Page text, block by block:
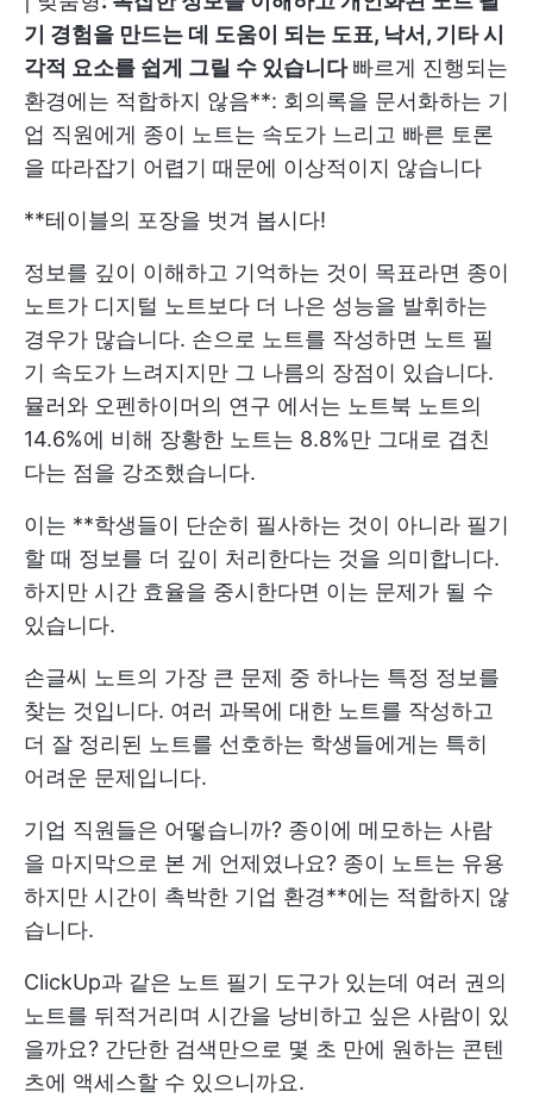
기 경험을 만드는 데 도움이 되는 도표, 낙서, 기타 시
각적 요소를 쉽게 그릴 수 있습니다빠르게 진행되는
환경에는 적합하지 않음**: 회의록을 문서화하는 기
업 직원에게 종이 노트는 속도가 느리고 빠른 토론
을 따라잡기 어렵기 때문에 이상적이지 않습니다
**테이블의 포장을 벗겨 봅시다!
정보를 깊이 이해하고 기억하는 것이 목표라면 종이
노트가 디지털 노트보다 더 나은 성능을 발휘하는
경우가 많습니다. 손으로 노트를 작성하면 노트 필
기 속도가 느려지지만 그 나름의 장점이 있습니다.
뮬러와 오펜하이머의 연구 에서는 노트북 노트의
14.6%에 비해 장황한 노트는 8.8%만 그대로 겹친
다는 점을 강조했습니다.
이는 **학생들이 단순히 필사하는 것이 아니라 필기
할 때 정보를 더 깊이 처리한다는 것을 의미합니다.
하지만 시간 효율을 중시한다면 이는 문제가 될 수
있습니다.
손글씨 노트의 가장 큰 문제 중 하나는 특정 정보를
찾는 것입니다. 여러 과목에 대한 노트를 작성하고
더 잘 정리된 노트를 선호하는 학생들에게는 특히
어려운 문제입니다.
기업 직원들은 어떻습니까? 종이에 메모하는 사람
을 마지막으로 본 게 언제였나요? 종이 노트는 유용
하지만 시간이 촉박한 기업 환경**에는 적합하지 않
습니다.
ClickUp과 같은 노트 필기 도구가 있는데 여러 권의
노트를 뒤적거리며 시간을 낭비하고 싶은 사람이 있
을까요? 간단한 검색만으로 몇 초 만에 원하는 콘텐
츠에 액세스할 수 있으니까요.